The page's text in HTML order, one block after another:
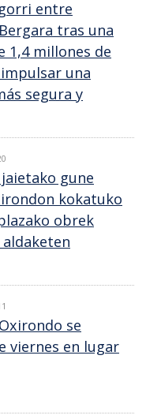
entre
tras una
1,4 millones de
una
segura y
gune
kokatuko
obrek
se
viernes en lugar